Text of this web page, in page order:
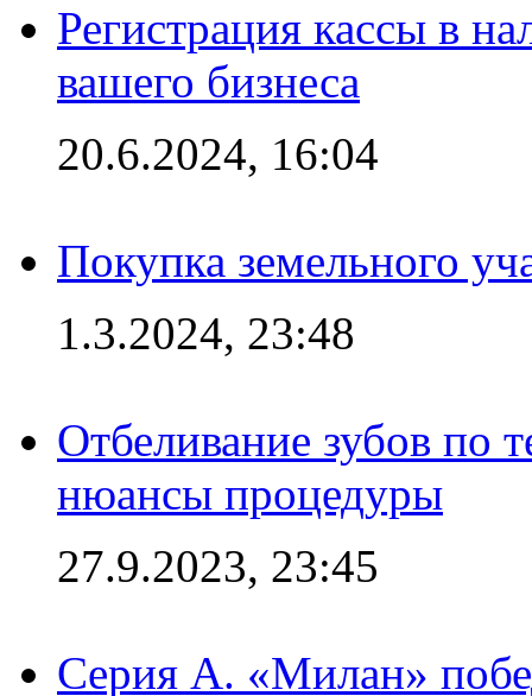
Регистрация кассы в
вашего бизнеса
20.6.2024, 16:04
Покупка земельного
1.3.2024, 23:48
Отбеливание зубов по
нюансы процедуры
27.9.2023, 23:45
Серия А. «Милан»